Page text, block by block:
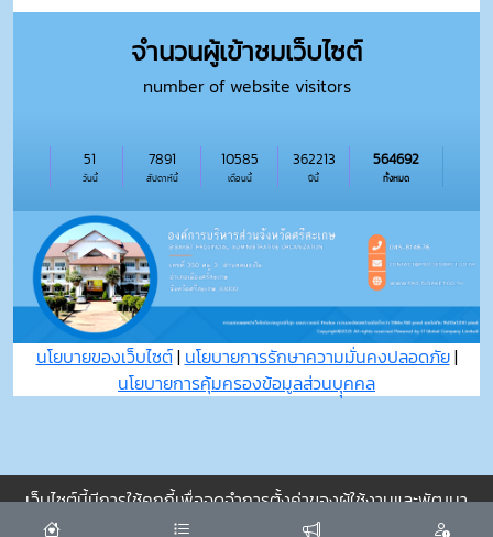
จำนวนผู้เข้าชมเว็บไซต์
number of website visitors
วันนี้
51
สัปดาห์นี้
7891
เดือนนี้
10585
ปีนี้
362213
ทั้งหมด
564692
นโยบายของเว็บไซต์| นโยบายการรักษาความมั่นคงปลอดภัย|
นโยบายการคุ้มครองข้อมูลส่วนบุุคคล
เว็บไซต์นี้มีการใช้คุกกี้เพื่อจดจำการตั้งค่าของผู้ใช้งานและพัฒนา
ประสบการณ์การใช้งานของคุณให้ดียิ่งขึ้น